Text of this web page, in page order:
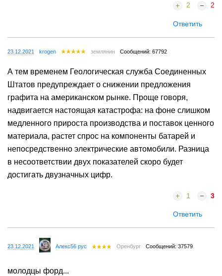
2 2
Ответить
23.12.2021 krogen землянин Сообщений: 67792
А тем временем Геологическая служба Соединенных
Штатов предупреждает о снижении предложения
графита на американском рынке. Проще говоря,
надвигается настоящая катастрофа: на фоне слишком
медленного прироста производства и поставок ценного
материала, растет спрос на компоненты батарей и
непосредственно электрические автомобили. Разница
в несоответствии двух показателей скоро будет
достигать двузначных цифр.
1 3
Ответить
23.12.2021 Алекс56 рус Оренбург Сообщений: 37579
молодцы форд...